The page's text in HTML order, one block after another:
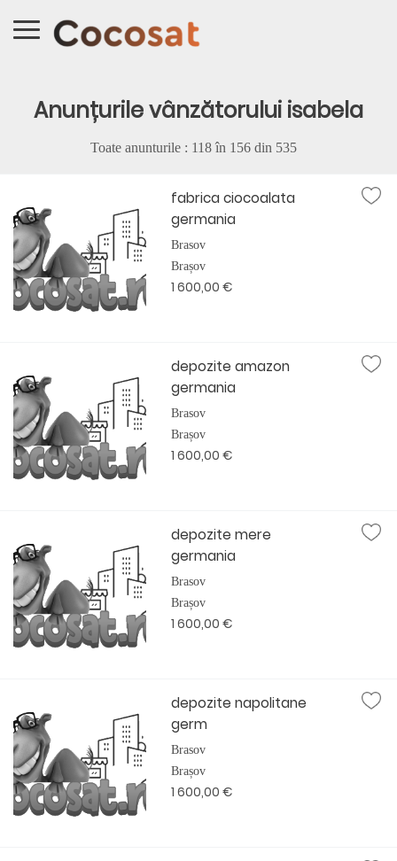
Anunțurile vânzătorului isabela
Toate anunturile : 118 în 156 din 535
fabrica ciocoalata
germania
Brasov
Brașov
1 600,00 €
depozite amazon
germania
Brasov
Brașov
1 600,00 €
depozite mere
germania
Brasov
Brașov
1 600,00 €
depozite napolitane
germ
Brasov
Brașov
1 600,00 €